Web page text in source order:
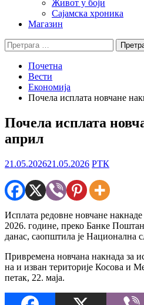
Живот у боји
Сајамска хроника
Магазин
Претрага
за:
Почетна
Вести
Економија
Почела исплата новчане
Почела исплата
април
21.05.202621.05.2026 РТК
Исплата редовне новчане
2026. године, преко Банке
данас, саопштила је Национална
Привремена новчана накнада за
на и изван територије Косова и
петак, 22. маја.